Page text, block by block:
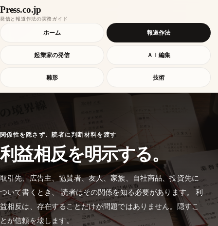
Press.co.jp
発信と報道作法の実務ガイド
ホーム 報道作法
起業家の発信 ＡＩ編集
雛形 技術
関係性を隠さず、読者に判断材料を渡す
利益相反を明示する。
取引先、広告主、協賛者、友人、家族、自社商品、投資先に
ついて書くとき、 読者はその関係を知る必要があります。 利
益相反は、存在することだけが問題ではありません。隠すこ
とが信頼を壊します。